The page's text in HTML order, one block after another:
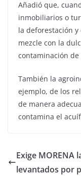
Añadió que,
inmobiliarios o
la deforestación y
mezcle con la
contaminación de
También la
ejemplo, de los
de manera
contamina el
Exige MORENA
levantados por